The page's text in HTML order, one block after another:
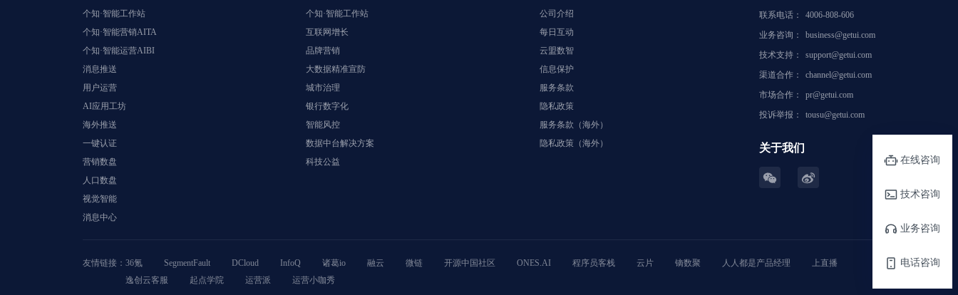
个知·智能工作站
个知·智能营销AITA
个知·智能运营AIBI
消息推送
用户运营
AI应用工坊
海外推送
一键认证
营销数盘
人口数盘
视觉智能
消息中心
个知·智能工作站
互联网增长
品牌营销
大数据精准宣防
城市治理
银行数字化
智能风控
数据中台解决方案
科技公益
公司介绍
每日互动
云盟数智
信息保护
服务条款
隐私政策
服务条款（海外）
隐私政策（海外）
联系电话：
4006-808-606
业务咨询：
business@getui.com
技术支持：
support@getui.com
渠道合作：
channel@getui.com
市场合作：
pr@getui.com
投诉举报：
tousu@getui.com
关于我们
友情链接： 36氪 SegmentFault DCloud InfoQ 诸葛io 融云 微链 开源中国社区 ONES.AI 程序员客栈 云片 镝数聚 人人都是产品经理
上直播
逸创云客服
起点学院 运营派 运营小咖秀
在线咨询
技术咨询
业务咨询
电话咨询